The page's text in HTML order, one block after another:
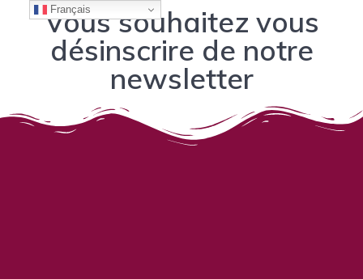
Vous souhaitez vous
désinscrire de notre
newsletter
Français